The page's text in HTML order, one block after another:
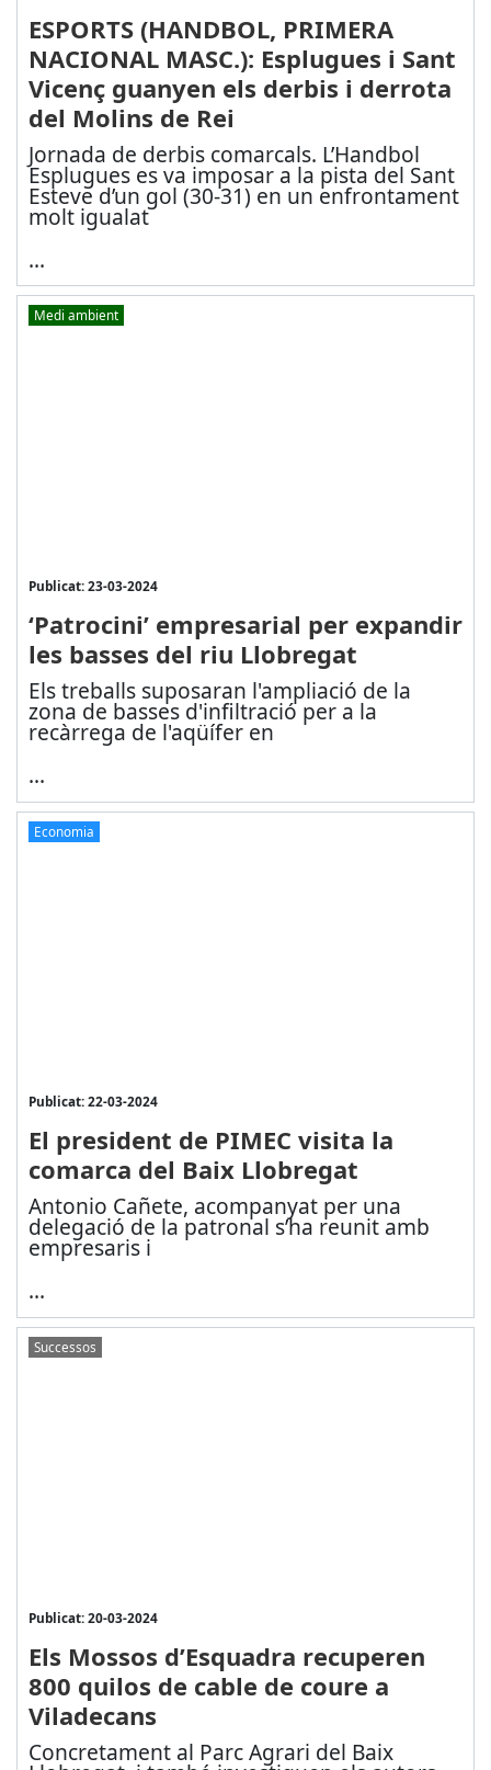
ESPORTS (HANDBOL, PRIMERA
NACIONAL MASC.): Esplugues i Sant
Vicenç guanyen els derbis i derrota
del Molins de Rei
Jornada de derbis comarcals. L’Handbol
Esplugues es va imposar a la pista del Sant
Esteve d’un gol (30-31) en un enfrontament
molt igualat
...
Medi ambient
Publicat: 23-03-2024
‘Patrocini’ empresarial per expandir
les basses del riu Llobregat
Els treballs suposaran l'ampliació de la
zona de basses d'infiltració per a la
recàrrega de l'aqüífer en
...
Economia
Publicat: 22-03-2024
El president de PIMEC visita la
comarca del Baix Llobregat
Antonio Cañete, acompanyat per una
delegació de la patronal s’ha reunit amb
empresaris i
...
Successos
Publicat: 20-03-2024
Els Mossos d’Esquadra recuperen
800 quilos de cable de coure a
Viladecans
Concretament al Parc Agrari del Baix